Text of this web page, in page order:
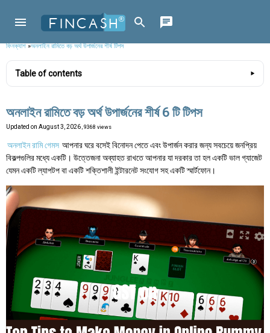
ফিনক্যাশ»অনলাইন রামিতে বড় অর্থ উপার্জনের শীর্ষ টিপস
Table of contents
অনলাইন রামিতে বড় অর্থ উপার্জনের শীর্ষ 6 টি টিপস
Updated on August 3, 2026 , 9368 views
অনলাইন রামি গেমস আপনার ঘরে বসেই বিনোদন পেতে এবং উপার্জন করার জন্য সবচেয়ে জনপ্রিয়
বিকল্পগুলির মধ্যে একটি। উত্তেজনা অব্যাহত রাখতে আপনার যা দরকার তা হল একটি ভাল গ্যাজেট
যেমন একটি ল্যাপটপ বা একটি শক্তিশালী ইন্টারনেট সংযোগ সহ একটি স্মার্টফোন।